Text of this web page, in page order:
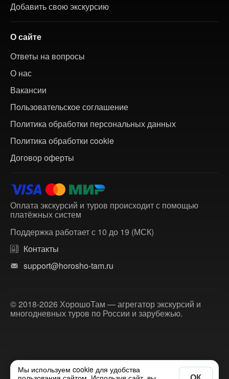
Добавить свою экскурсию
О сайте
Ответы на вопросы
О нас
Вакансии
Пользовательское соглашение
Политика обработки персональных данных
Политика обработки cookie
Договор оферты
Оплата экскурсий и туров происходит с помощью
платёжных систем
Поддержка работает с 10 до 19 (МСК)
Контакты
support@horosho-tam.ru
© 2018-2026 ХорошоТам — агрегатор экскурсий и
многодневных туров по России и зарубежью.
Мы используем cookie для удобства